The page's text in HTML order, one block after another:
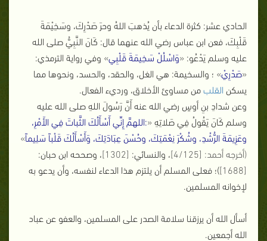
الحادي عشر: كثرة الدعاء بأن يُذهبَ اللهُ وحرَ صَدْرِكَ، وسَخِيْمَةَ
قَلْبِكَ، فعن ابن عباس رضي الله عنهما قال: كَانَ النَّبِيُّ صلى الله
عليه وسلم يَدْعُو: «وَاسْلُلْ سَخِيمَةَ قَلْبِي» وفي رواية الترمذي:
«صَدْرِيْ» ؛ والسخيمة: هي الغل، والحقد، والحسد، ونحوها مما
يسكن القلبمن مساوئ الأخلاق، ورديء الفعال.
وعن شدادِ بنِ أوسٍ رضي الله عنه أَنَّ رَسُولَ اللهِ صلى الله عليه
وسلم كَانَ يَقُولُ فِي صَلاتِهِ«:اللهمَّ إِنِّي أَسْأَلُكَ الثَّباتَ فِي الأَمْرِ،
وعَزِيمَةَ الرُّشْدِ، وشُكْرَ نِعْمَتِكَ، وحُسْنَ عِبَادَتِكَ، وَأَسْأَلُكَ قَلْباً سَلِيماً»
(أخرجه أحمد: [4/125]
، والنسائي: [1302]
، وصححه ابن حبان:
[1688]
)؛ فعلى المسلم أن يلتزم هذا الدعاء لنفسه، وأن يدعو به
لإخوانه المسلمين.
أسأل الله أن يرزقنا سلامة الصدر على المسلمين، والعفو عن عباد
الله أجمعين.